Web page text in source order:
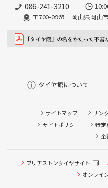
086-241-3210
〒700-0965 岡山県岡山
タイヤ館について
サイトマップ リンク
サイトポリシー
特定
企
ブリヂストンタイヤサイト
オンライ
タイヤ点検・安全点検/タ
ピット作業の予約